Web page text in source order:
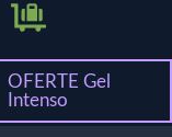
OFERTE Gel
Intenso